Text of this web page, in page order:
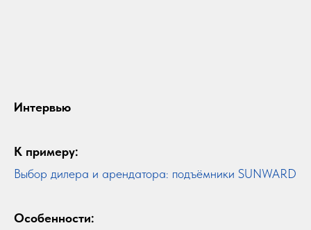
Интервью
К примеру:
Выбор дилера и арендатора: подъёмники SUNWARD
Особенности: